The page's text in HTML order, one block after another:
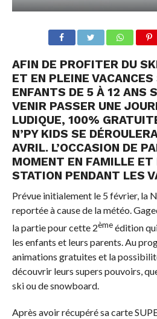
AFIN DE PROFITER DU
ET EN PLEINE
ENFANTS DE 5 À 12 ANS
VENIR PASSER UNE
LUDIQUE, 100%
N’PY KIDS SE
AVRIL. L’OCCASION DE
MOMENT EN FAMILLE ET
STATION PENDANT LES
Prévue initialement le 5 février, la
reportée à cause de la météo.
la partie pour cette 2èmeédition
les enfants et leurs parents. Au
animations gratuites et la
découvrir leurs supers pouvoirs,
ski ou de snowboard.
Après avoir récupéré sa carte